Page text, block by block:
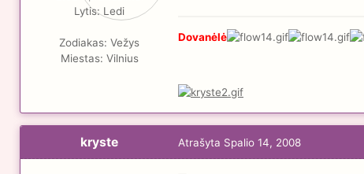
Lytis: Ledi
Zodiakas: Vežys
Miestas: Vilnius
Dovanėlė
kryste Atrašyta Spalio 14, 2008